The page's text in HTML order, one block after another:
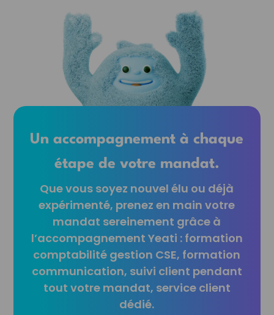
Un accompagnement à chaque
étape de votre mandat.
Que vous soyez nouvel élu ou déjà
expérimenté, prenez en main votre
mandat sereinement grâce à
l’accompagnement Yeati : formation
comptabilité gestion CSE, formation
communication, suivi client pendant
tout votre mandat, service client
dédié.